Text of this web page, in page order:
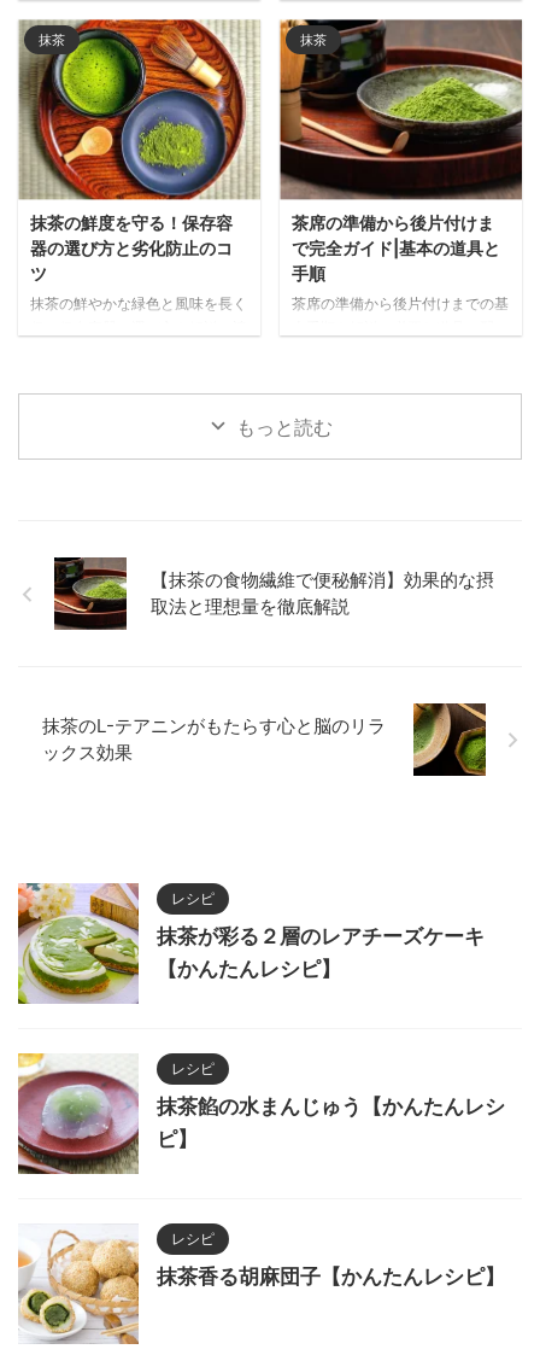
抹茶が注目される理由と日常的な
取り入れ方をご紹介します。
を取り入れることで期待できる口
腔ケア効果を詳しく紹介します。
抹茶
抹茶の鮮度を守る！保存容
器の選び方と劣化防止のコ
ツ
抹茶の鮮やかな緑色と風味を長く
ス・プラスチック製など素材別の
メリット・デメリットを詳しく紹
抹茶
茶席の準備から後片付けま
で完全ガイド|基本の道具と
手順
茶席の準備から後片付けまでの基
たおもてなしを実現するポイント
をわかりやすく紹介します。
もっと読む
【抹茶の食物繊維で便秘解消】効果的な摂
取法と理想量を徹底解説
抹茶のL-テアニンがもたらす心と脳のリラ
ックス効果
レシピ
抹茶が彩る２層のレアチーズケーキ
【かんたんレシピ】
レシピ
抹茶餡の水まんじゅう【かんたんレシ
ピ】
レシピ
抹茶香る胡麻団子【かんたんレシピ】